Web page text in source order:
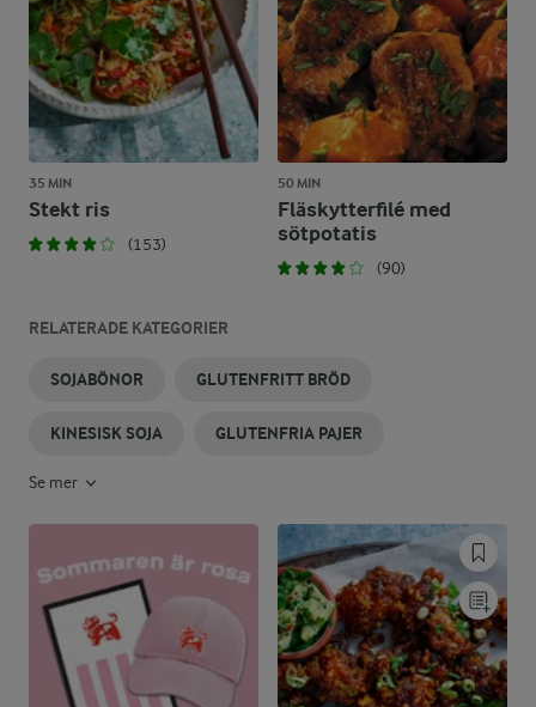
35 MIN
Stekt ris
(153)
50 MIN
Fläskytterfilé med
sötpotatis
(90)
RELATERADE KATEGORIER
SOJABÖNOR GLUTENFRITT BRÖD
KINESISK SOJA GLUTENFRIA PAJER
Se mer